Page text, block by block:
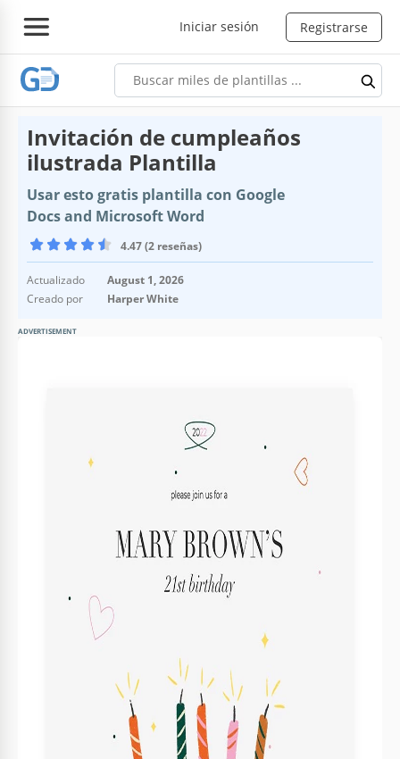
Iniciar sesión Registrarse
Invitación de cumpleaños
ilustrada Plantilla
Usar esto gratis plantilla con Google
Docs and Microsoft Word
4.47 (2 reseñas)
Actualizado
August 1, 2026
Creado por
Harper White
ADVERTISEMENT